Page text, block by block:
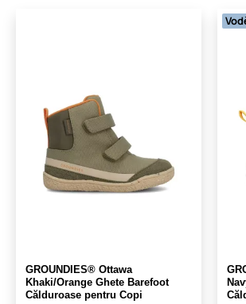
GROUNDIES® Ottawa
Khaki/Orange Ghete Barefoot
Călduroase pentru Copi